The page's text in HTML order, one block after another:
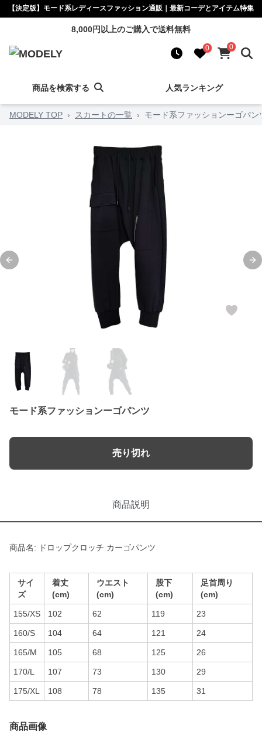
【決定版】モード系レディースファッション通販｜最新コーデとアイテム特集
8,000円以上のご購入で送料無料
0 0
商品を検索する 人気ランキング
MODELY TOP › スカートの一覧 › モード系ファッションーゴパン
Previous slide
モード系ファッションーゴパンツ
売り切れ
商品説明
商品名: ドロップクロッチ カーゴパンツ
サイ
ズ
着丈
(cm)
ウエスト
(cm)
股下
(cm)
足首周り
(cm)
155/XS 102 62 119 23
160/S 104 64 121 24
165/M 105 68 125 26
170/L 107 73 130 29
175/XL 108 78 135 31
商品画像